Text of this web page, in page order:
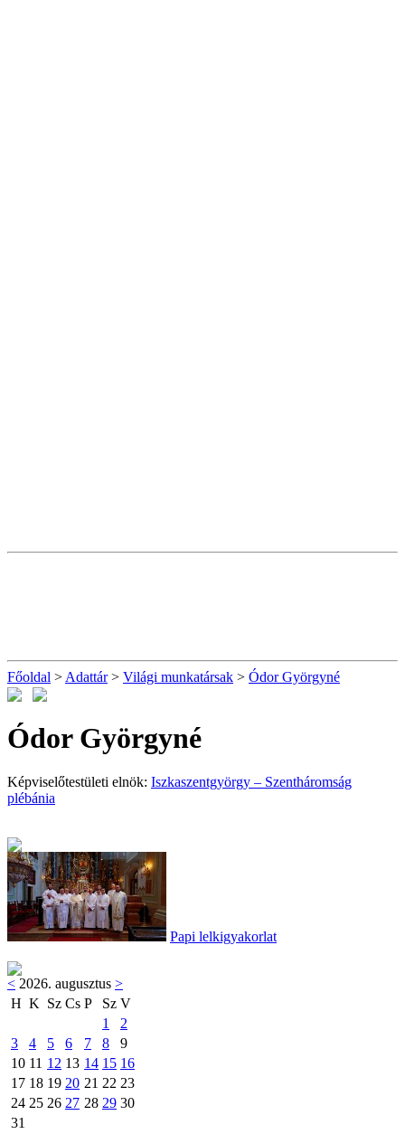
Főoldal > Adattár> Világi munkatársak > Ódor Györgyné
Ódor Györgyné
Képviselőtestületi elnök: Iszkaszentgyörgy – Szentháromság
plébánia
Papi lelkigyakorlat
< 2026. augusztus >
H K Sz Cs P Sz V
1
2
3
4 5 6 7 8
9
10 11 12 13 14 15 16
17 18 19 20 21 22 23
24 25 26 27 28 29 30
31